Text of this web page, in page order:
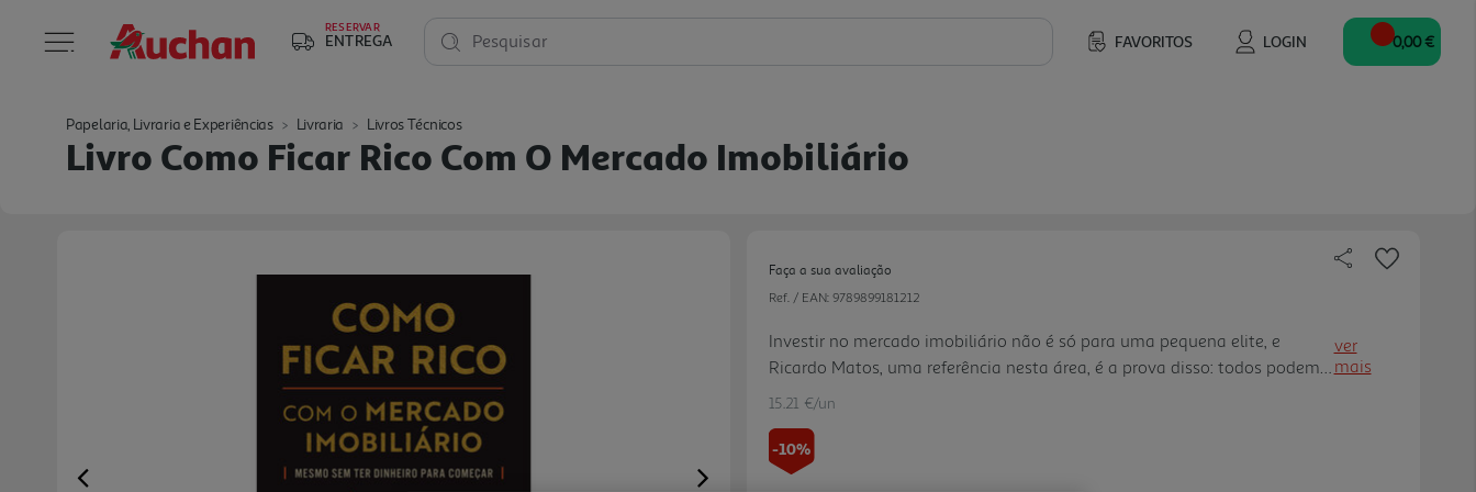
RESERVAR
ENTREGA FAVORITOS LOGIN
Pesquisar 0,00 €
Papelaria, Livraria e Experiências Livraria Livros Técnicos
Livro Como Ficar Rico Com O Mercado Imobiliário
Faça a sua avaliação
Ref. / EAN: 9789899181212
Investir no mercado imobiliário não é só para uma pequena elite, e
Ricardo Matos, uma referência nesta área, é a prova disso: todos podem
alcançar a independência financeira se aplicarem a estratégia certa. Em
investimentos rendem centenas de milhares de euros. No YouTube,
Instagram, TikTok e no seu próprio podcast, tornou-se uma fonte de
ver
mais
15.21 €/un
-10%